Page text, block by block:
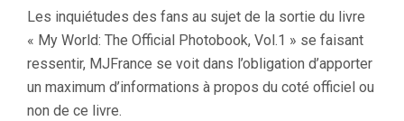
Les inquiétudes des fans au sujet de la sortie du livre
« My World: The Official Photobook, Vol.1 » se faisant
ressentir, MJFrance se voit dans l’obligation d’apporter
un maximum d’informations à propos du coté officiel ou
non de ce livre.